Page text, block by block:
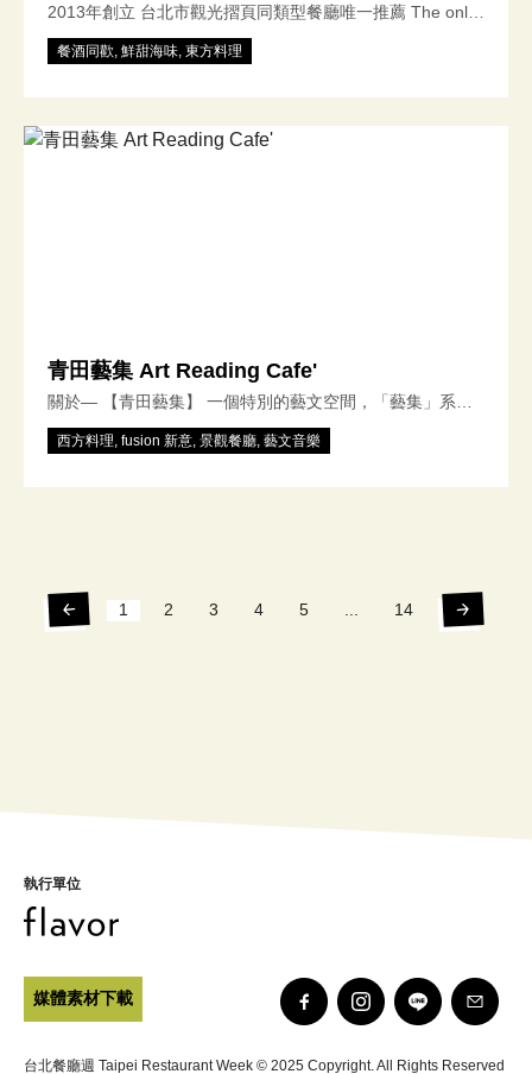
2013年創立 台北市觀光摺頁同類型餐廳唯一推薦 The only
izakaya restaurant listed on the Taipei vistor guide. 타이베
이 관광 가이드 단독 게재! 현지의 맛과 분위기를 즐길 수 있
는 이자카야 ‘무진장’ 관광객들에게도 큰 인기를 끌고 있는,
타이베이에서 꼭 방문해야 할 곳입니다. 台北観光ガイド唯
一掲載！ 本場の味と雰囲気が楽しめる居酒屋『無尽蔵』
餐酒同歡, 鮮甜海味, 東方料理
青田藝集 Art Reading Cafe'
關於— 【青田藝集】 一個特別的藝文空間，「藝集」系列
的第一家店。「藝集」系列店源自一個夢想，希望能以餐飲
及藝文活動來深化台灣的巷弄文化。
西方料理, fusion 新意, 景觀餐廳, 藝文音樂
1 2 3 4 5 14
執行單位
媒體素材下載
台北餐廳週 Taipei Restaurant Week © 2025 Copyright. All Rights Reserved